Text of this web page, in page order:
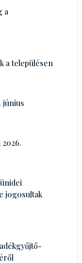
a
a településen
június
jogosultak